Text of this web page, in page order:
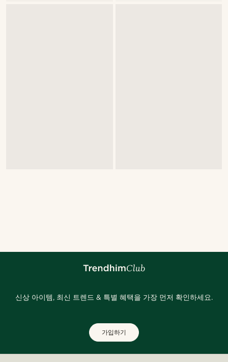
신상 아이템, 최신 트렌드 & 특별 혜택을 가장 먼저 확인하세요.
가입하기